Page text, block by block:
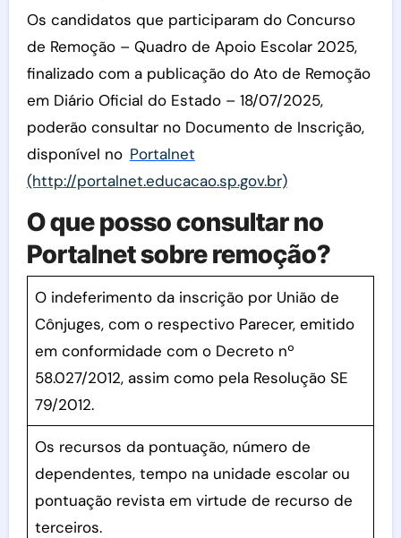
Os candidatos que participaram do Concurso
de Remoção – Quadro de Apoio Escolar 2025,
finalizado com a publicação do Ato de Remoção
em Diário Oficial do Estado – 18/07/2025,
poderão consultar no Documento de Inscrição,
disponível no Portalnet
(http://portalnet.educacao.sp.gov.br)
O que posso consultar no
Portalnet sobre remoção?
O indeferimento da inscrição por União de
Cônjuges, com o respectivo Parecer, emitido
em conformidade com o Decreto nº
58.027/2012, assim como pela Resolução SE
79/2012.
Os recursos da pontuação, número de
dependentes, tempo na unidade escolar ou
pontuação revista em virtude de recurso de
terceiros.